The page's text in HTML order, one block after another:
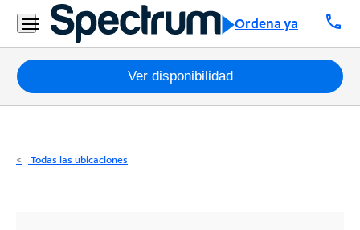
Ordena ya call
Residencial
Business
Paquetes
Internet
Ver disponibilidad
Todas las ubicaciones